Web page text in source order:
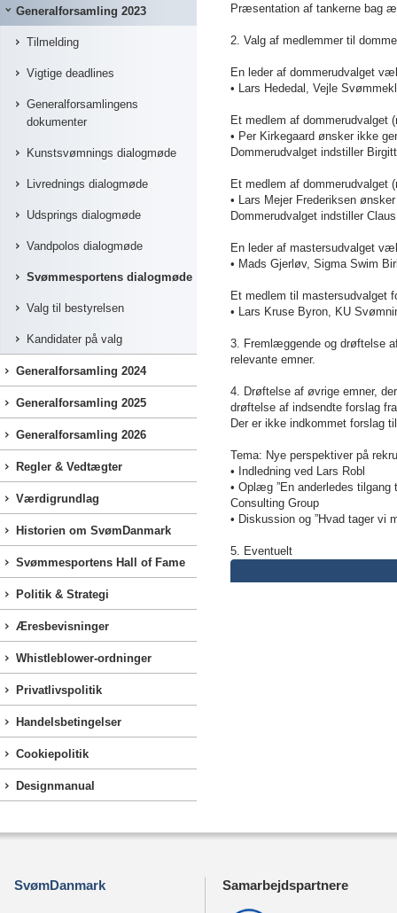
Generalforsamling 2023
Tilmelding
Vigtige deadlines
Generalforsamlingens
dokumenter
Kunstsvømnings dialogmøde
Livrednings dialogmøde
Udsprings dialogmøde
Vandpolos dialogmøde
Svømmesportens dialogmøde
Valg til bestyrelsen
Kandidater på valg
Generalforsamling 2024
Generalforsamling 2025
Generalforsamling 2026
Regler & Vedtægter
Værdigrundlag
Historien om SvømDanmark
Svømmesportens Hall of Fame
Politik & Strategi
Æresbevisninger
Whistleblower-ordninger
Privatlivspolitik
Handelsbetingelser
Cookiepolitik
Designmanual
Præsentation af tankerne bag
2. Valg af medlemmer til
En leder af dommerudvalget
• Lars Hededal, Vejle
Et medlem af
• Per Kirkegaard ønsker ikke
Dommerudvalget indstiller
Et medlem af
• Lars Mejer Frederiksen
Dommerudvalget indstiller
En leder af mastersudvalget
• Mads Gjerløv, Sigma Swim
Et medlem til mastersudvalget
• Lars Kruse Byron, KU
3. Fremlæggende og drøftelse
relevante emner.
4. Drøftelse af øvrige emner,
drøftelse af indsendte forslag
Der er ikke indkommet forslag
Tema: Nye perspektiver på
• Indledning ved Lars Robl
• Oplæg ”En anderledes
Consulting Group
• Diskussion og ”Hvad tager vi
5. Eventuelt
SvømDanmark Samarbejdspartnere